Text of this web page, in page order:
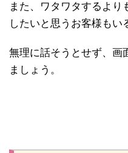
また、ワタワタするよ
したいと思うお客様もい
無理に話そうとせず、画
ましょう。